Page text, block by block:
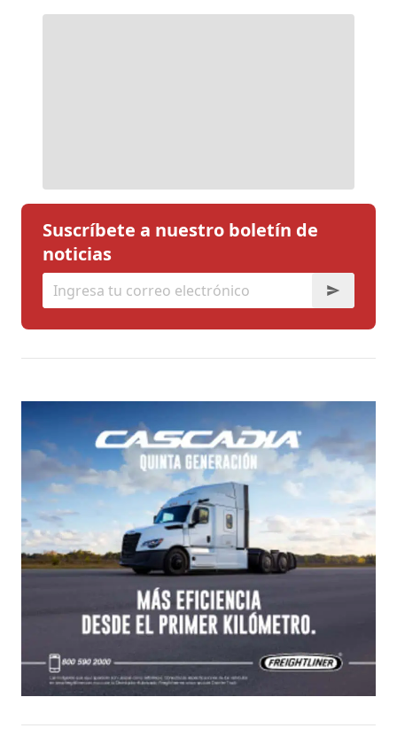
Suscríbete a nuestro boletín de
noticias